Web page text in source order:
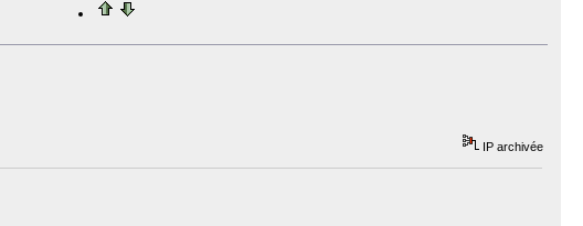
IP archivée